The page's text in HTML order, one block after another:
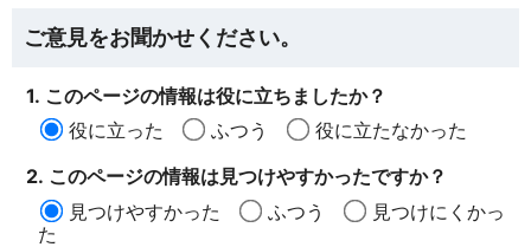
ご意見をお聞かせください。
1. このページの情報は役に立ちましたか？
役に立った
ふつう
役に立たなかった
2. このページの情報は見つけやすかったですか？
見つけやすかった
ふつう
見つけにくかっ
た